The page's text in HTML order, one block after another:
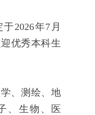
于2026年7 月
优秀本科生
、测绘、地
、生物、医